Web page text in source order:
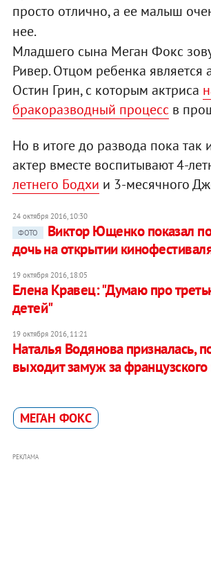
просто отлично, а ее малыш
нее.
Младшего сына Меган Фокс
Ривер. Отцом ребенка является
Остин Грин, с которым актриса
бракоразводный процессв
Но в итоге до развода пока так
актер вместе воспитывают 4-
летнего Бодхи и 3-месячного
24 октября 2016, 10:30
ФОТО
Виктор Ющенко показал
дочь на открытии
19 октября 2016, 18:05
Елена Кравец: "Думаю про
детей"
19 октября 2016, 11:21
Наталья Водянова призналась,
выходит замуж за
МЕГАН ФОКС
РЕКЛАМА